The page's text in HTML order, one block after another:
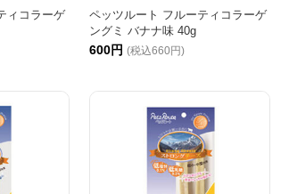
ィコラーゲ
ペッツルート フルーティコラーゲ
ングミ バナナ味 40g
600円 (税込660円)